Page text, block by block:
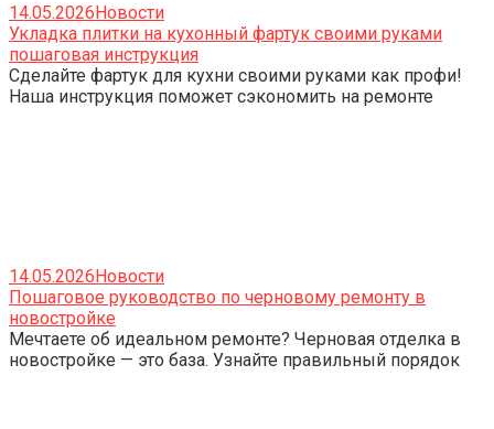
14.05.2026Новости
Укладка плитки на кухонный фартук своими руками
пошаговая инструкция
Сделайте фартук для кухни своими руками как профи!
Наша инструкция поможет сэкономить на ремонте
14.05.2026Новости
Пошаговое руководство по черновому ремонту в
новостройке
Мечтаете об идеальном ремонте? Черновая отделка в
новостройке — это база. Узнайте правильный порядок